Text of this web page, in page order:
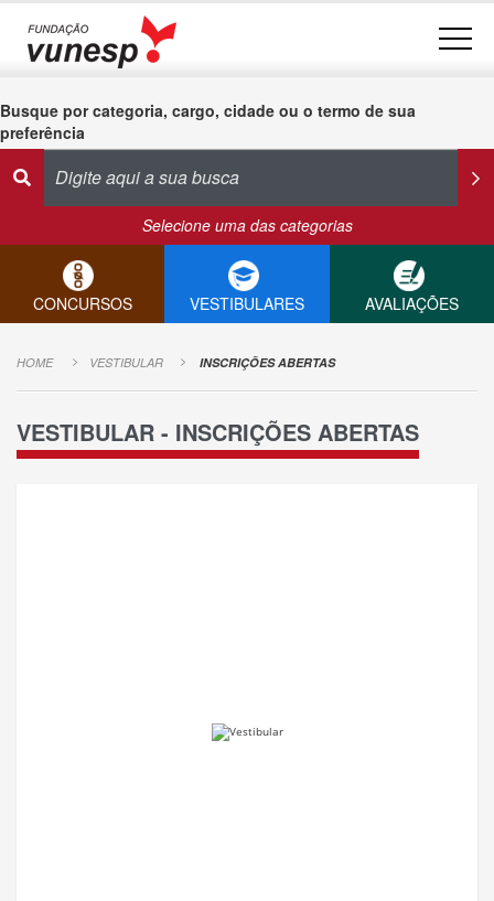
Busque por categoria, cargo, cidade ou o termo de sua
preferência
Selecione uma das categorias
CONCURSOS VESTIBULARES AVALIAÇÕES
HOME VESTIBULAR INSCRIÇÕES ABERTAS
VESTIBULAR - INSCRIÇÕES ABERTAS